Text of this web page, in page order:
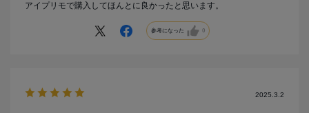
アイプリモで購入してほんとに良かったと思います。
参考になった 0
2025.3.2